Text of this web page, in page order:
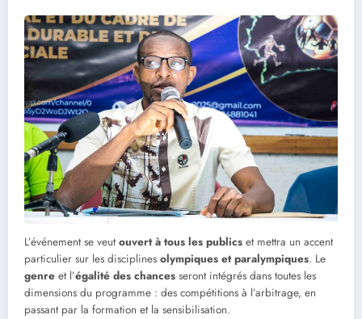
L’événement se veutouvert à tous les publics et mettra un accent
particulier sur les disciplines olympiques et paralympiques. Le
genre et l’égalité des chances seront intégrés dans toutes les
dimensions du programme : des compétitions à l’arbitrage, en
passant par la formation et la sensibilisation.